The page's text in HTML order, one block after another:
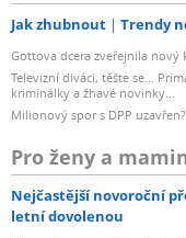
Jak zhubnout Trendy
Gottova dcera zveřejnila
Televizní diváci, těšte se...
kriminálky a žhavé novinky...
Milionový spor s DPP
Pro ženy a
Nejčastější novoroční
letní dovolenou